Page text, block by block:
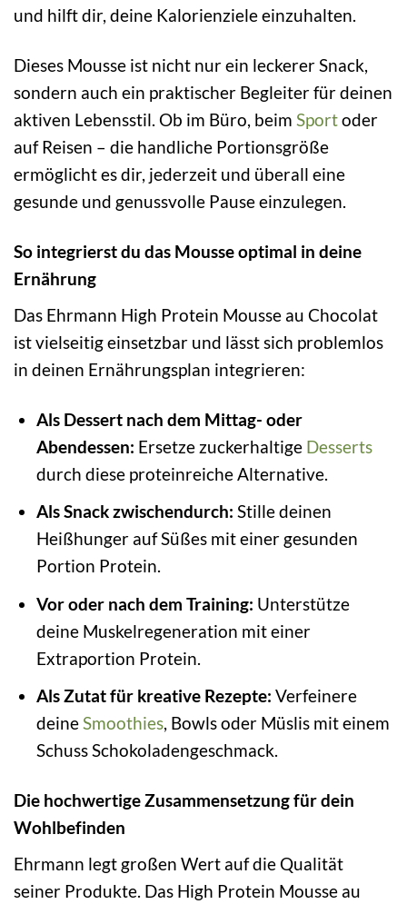
und hilft dir, deine Kalorienziele einzuhalten.
Dieses Mousse ist nicht nur ein leckerer Snack,
sondern auch ein praktischer Begleiter für deinen
aktiven Lebensstil. Ob im Büro, beim Sportoder
auf Reisen – die handliche Portionsgröße
ermöglicht es dir, jederzeit und überall eine
gesunde und genussvolle Pause einzulegen.
So integrierst du das Mousse optimal in deine
Ernährung
Das Ehrmann High Protein Mousse au Chocolat
ist vielseitig einsetzbar und lässt sich problemlos
in deinen Ernährungsplan integrieren:
Als Dessert nach dem Mittag- oder
Abendessen: Ersetze zuckerhaltige Desserts
durch diese proteinreiche Alternative.
Als Snack zwischendurch: Stille deinen
Heißhunger auf Süßes mit einer gesunden
Portion Protein.
Vor oder nach dem Training: Unterstütze
deine Muskelregeneration mit einer
Extraportion Protein.
Als Zutat für kreative Rezepte: Verfeinere
deineSmoothies, Bowls oder Müslis mit einem
Schuss Schokoladengeschmack.
Die hochwertige Zusammensetzung für dein
Wohlbefinden
Ehrmann legt großen Wert auf die Qualität
seiner Produkte. Das High Protein Mousse au